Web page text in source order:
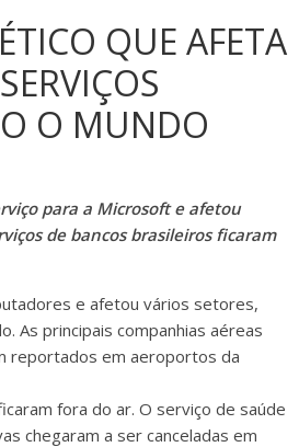
QUE AFETA
O MUNDO
para a Microsoft e afetou
de bancos brasileiros ficaram
e afetou vários setores,
As principais companhias aéreas
reportados em aeroportos da
fora do ar. O serviço de saúde
chegaram a ser canceladas em